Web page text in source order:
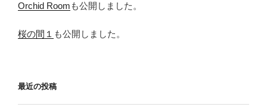
Orchid Room も公開しました。
桜の間１ も公開しました。
最近の投稿